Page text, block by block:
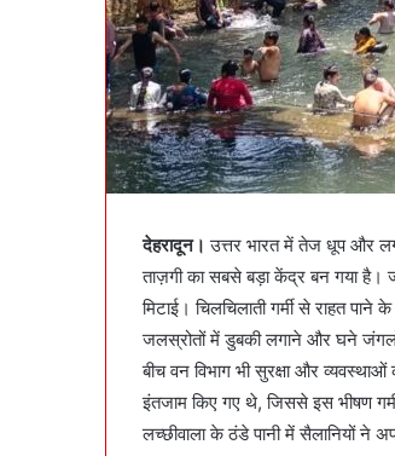
देहरादून। उत्तर भारत में तेज धूप और
ताज़गी का सबसे बड़ा केंद्र बन गया है।
मिटाई। चिलचिलाती गर्मी से राहत
जलस्रोतों में डुबकी लगाने और घने
बीच वन विभाग भी सुरक्षा और
इंतजाम किए गए थे, जिससे इस भीषण
लच्छीवाला के ठंडे पानी में सैलानियों ने